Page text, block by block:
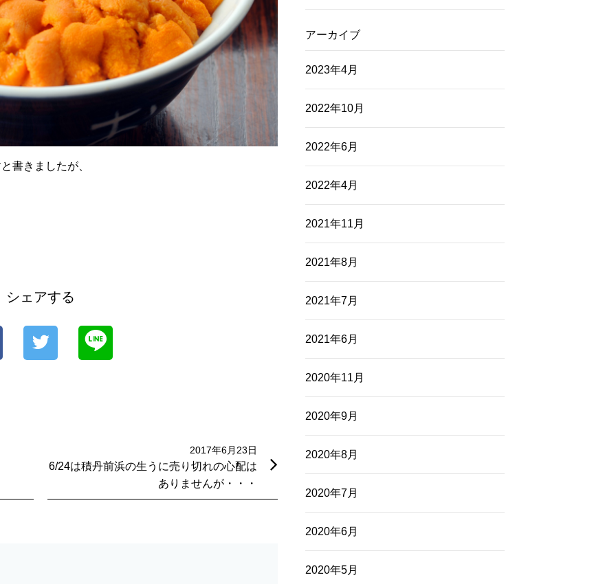
書きましたが、
シェアする
2017年6月23日
6/24は積丹前浜の生うに売り切れの心配は
ありませんが・・・
アーカイブ
2023年4月
2022年10月
2022年6月
2022年4月
2021年11月
2021年8月
2021年7月
2021年6月
2020年11月
2020年9月
2020年8月
2020年7月
2020年6月
2020年5月